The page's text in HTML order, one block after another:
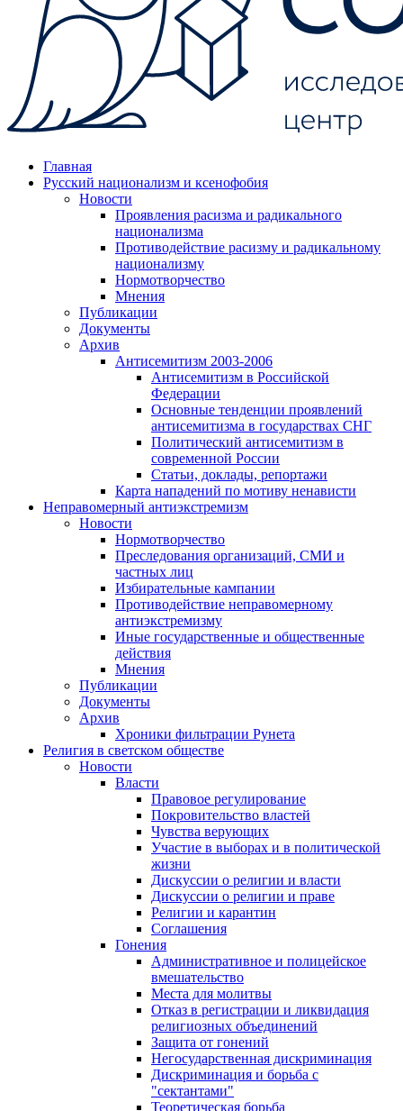
Главная
Русский национализм и ксенофобия
Новости
Проявления расизма и радикального
национализма
Противодействие расизму и радикальному
национализму
Нормотворчество
Мнения
Публикации
Документы
Архив
Антисемитизм 2003-2006
Антисемитизм в Российской
Федерации
Основные тенденции проявлений
антисемитизма в государствах СНГ
Политический антисемитизм в
современной России
Статьи, доклады, репортажи
Карта нападений по мотиву ненависти
Неправомерный антиэкстремизм
Новости
Нормотворчество
Преследования организаций, СМИ и
частных лиц
Избирательные кампании
Противодействие неправомерному
антиэкстремизму
Иные государственные и общественные
действия
Мнения
Публикации
Документы
Архив
Хроники фильтрации Рунета
Религия в светском обществе
Новости
Власти
Правовое регулирование
Покровительство властей
Чувства верующих
Участие в выборах и в политической
жизни
Дискуссии о религии и власти
Дискуссии о религии и праве
Религии и карантин
Соглашения
Гонения
Административное и полицейское
вмешательство
Места для молитвы
Отказ в регистрации и ликвидация
религиозных объединений
Защита от гонений
Негосударственная дискриминация
Дискриминация и борьба с
"сектантами"
Теоретическая борьба